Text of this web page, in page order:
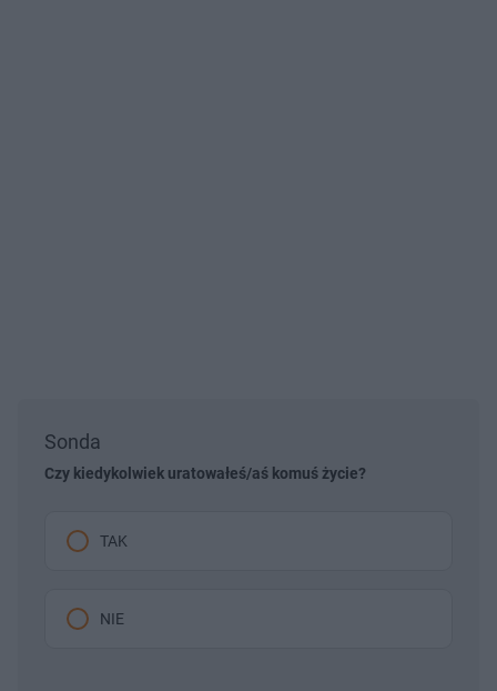
Sonda
Czy kiedykolwiek uratowałeś/aś komuś życie?
TAK
NIE